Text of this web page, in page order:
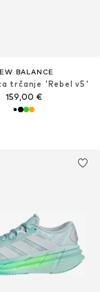
BALANCE
trčanje 'Rebel v5'
159,00 €